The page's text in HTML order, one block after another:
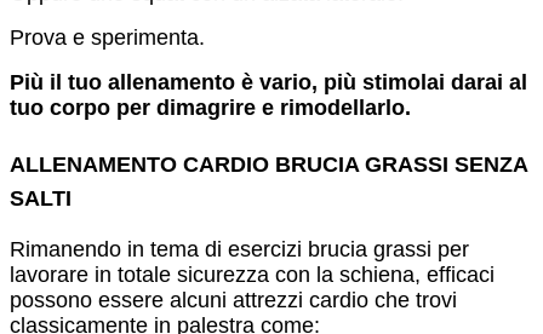
Prova e sperimenta.
Più il tuo allenamento è vario, più stimolai darai al
tuo corpo per dimagrire e rimodellarlo.
ALLENAMENTO CARDIO BRUCIA GRASSI SENZA
SALTI
Rimanendo in tema di esercizi brucia grassi per
lavorare in totale sicurezza con la schiena, efficaci
possono essere alcuni attrezzi cardio che trovi
classicamente in palestra come: